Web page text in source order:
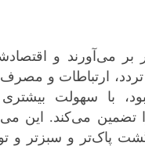
می‌آورند و
تردد، ارتباطات و
با سهولت بیشتری
تضمین می‌کند. این
پاک‌تر و سبزتر و